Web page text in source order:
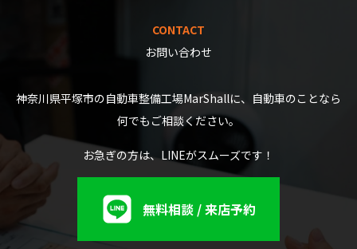
CONTACT
お問い合わせ
神奈川県平塚市の自動車整備工場MarShallに、自動車のことなら
何でもご相談ください。
お急ぎの方は、LINEがスムーズです！
無料相談 / 来店予約